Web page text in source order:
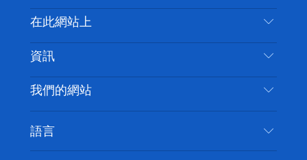
喳
喳
聯絡我們
免責聲明
隱私
Cookie 通知
在此網站上
目的地
要做的事情
新南威爾斯州公路旅行
活動
住宿
資訊
旅行資訊
無障礙悉尼
列出您的業務
我們的網站
語言